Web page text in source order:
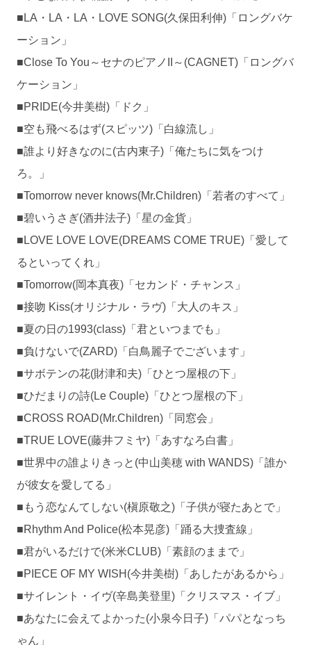
■LA・LA・LA・LOVE SONG(久保田利伸)「ロングバケ
ーション」
■Close To You～セナのピアノII～(CAGNET)「ロングバ
ケーション」
■PRIDE(今井美樹)「ドク」
■空も飛べるはず(スピッツ)「白線流し」
■誰より好きなのに(古内東子)「俺たちに気をつけ
ろ。」
■Tomorrow never knows(Mr.Children)「若者のすべて」
■碧いうさぎ(酒井法子)「星の金貨」
■LOVE LOVE LOVE(DREAMS COME TRUE)「愛して
るといってくれ」
■Tomorrow(岡本真夜)「セカンド・チャンス」
■接吻 Kiss(オリジナル・ラヴ)「大人のキス」
■夏の日の1993(class)「君といつまでも」
■負けないで(ZARD)「白鳥麗子でございます」
■サボテンの花(財津和夫)「ひとつ屋根の下」
■ひだまりの詩(Le Couple)「ひとつ屋根の下」
■CROSS ROAD(Mr.Children)「同窓会」
■TRUE LOVE(藤井フミヤ)「あすなろ白書」
■世界中の誰よりきっと(中山美穂 with WANDS)「誰か
が彼女を愛してる」
■もう恋なんてしない(槇原敬之)「子供が寝たあとで」
■Rhythm And Police(松本晃彦)「踊る大捜査線」
■君がいるだけで(米米CLUB)「素顔のままで」
■PIECE OF MY WISH(今井美樹)「あしたがあるから」
■サイレント・イヴ(辛島美登里)「クリスマス・イブ」
■あなたに会えてよかった(小泉今日子)「パパとなっち
ゃん」